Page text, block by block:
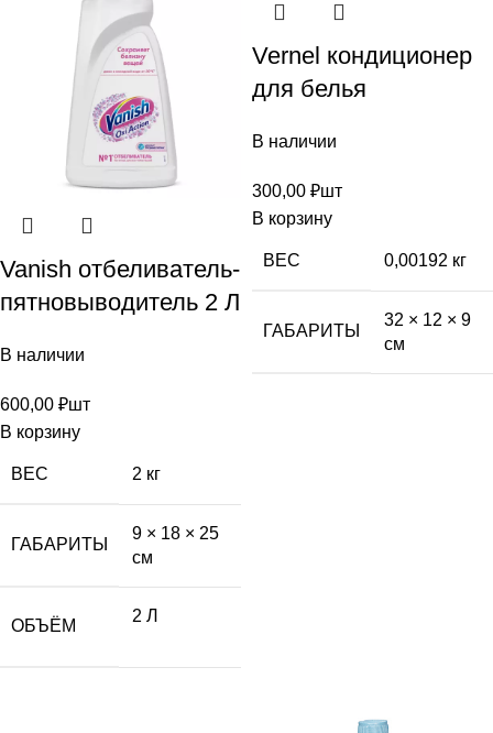
Vanish отбеливатель-
пятновыводитель 2 Л
В наличии
600,00 ₽шт
В корзину
ВЕС 2 кг
ГАБАРИТЫ
9 × 18 × 25
см
ОБЪЁМ
2 Л
Vernel кондиционер
для белья
В наличии
300,00 ₽шт
В корзину
ВЕС 0,00192 кг
ГАБАРИТЫ
32 × 12 × 9
см